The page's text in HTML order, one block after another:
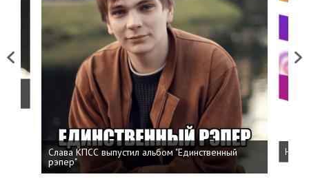
Previous
Слава КПСС выпустил альбом "Единственный
рэпер"
Next